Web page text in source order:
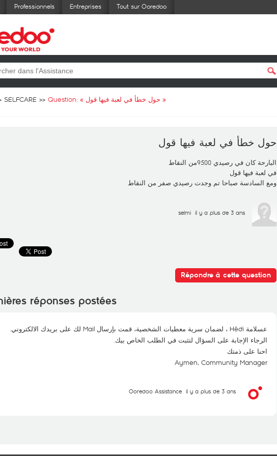
Professionnels Entreprises Tout sur Ooredoo
SELFCARE Question: « حول خطأ في لعبة فيها قول »
حول خطأ في لعبة فيها قول
البارحة كان في رصيدي 9500من النقاط
في لعبة فيها قول
ومع السادسة صباحا تم وجدت رصيدي صفر من النقاط
selmi il y a plus de 3 ans
Répondre à cette question
réponses postées
عسلامة Hédi ، لضمان سرية معطيات الشخصية، قمت بإرسال Mail لك على بريدك الالكتروني.
الرجاء الإجابة على السؤال لتثبت في الطلب الخاص بيك.
احنا على ذمتك
Aymen, Community Manager
Ooredoo Assistance il y a plus de 3 ans